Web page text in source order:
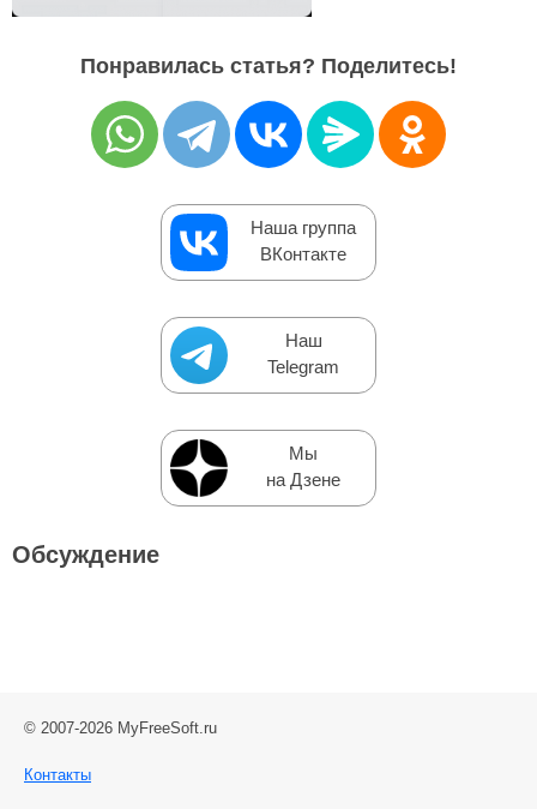
Понравилась статья? Поделитесь!
Наша группа
ВКонтакте
Наш
Telegram
Мы
на Дзене
Обсуждение
© 2007-2026 MyFreeSoft.ru
Контакты